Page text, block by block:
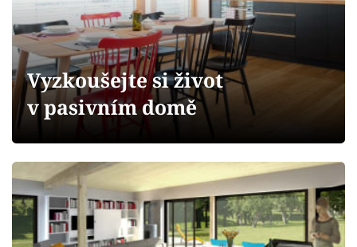
Přihlášení
Sledujte nás
Vyzkoušejte si život
v pasivním domě